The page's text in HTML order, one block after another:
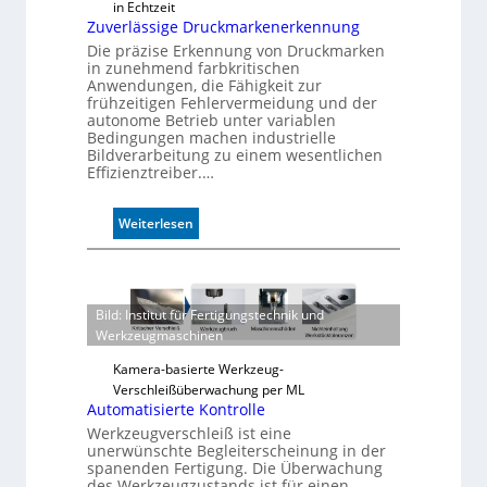
in Echtzeit
Zuverlässige Druckmarkenerkennung
Die präzise Erkennung von Druckmarken
in zunehmend farbkritischen
Anwendungen, die Fähigkeit zur
frühzeitigen Fehlervermeidung und der
autonome Betrieb unter variablen
Bedingungen machen industrielle
Bildverarbeitung zu einem wesentlichen
Effizienztreiber.…
Weiterlesen:
Z
v
e
r
l
ä
s
s
i
g
e
Bild: Institut für Fertigungstechnik und
Werkzeugmaschinen
Kamera-basierte Werkzeug-
Verschleißüberwachung per ML
Automatisierte Kontrolle
Werkzeugverschleiß ist eine
unerwünschte Begleiterscheinung in der
spanenden Fertigung. Die Überwachung